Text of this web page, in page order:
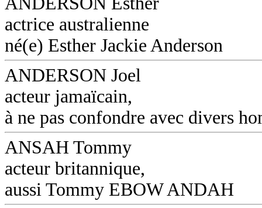
actrice australienne
né(e) Esther Jackie Anderson
ANDERSON Joel
acteur jamaïcain,
à ne pas confondre avec divers
ANSAH Tommy
acteur britannique,
aussi Tommy EBOW ANDAH